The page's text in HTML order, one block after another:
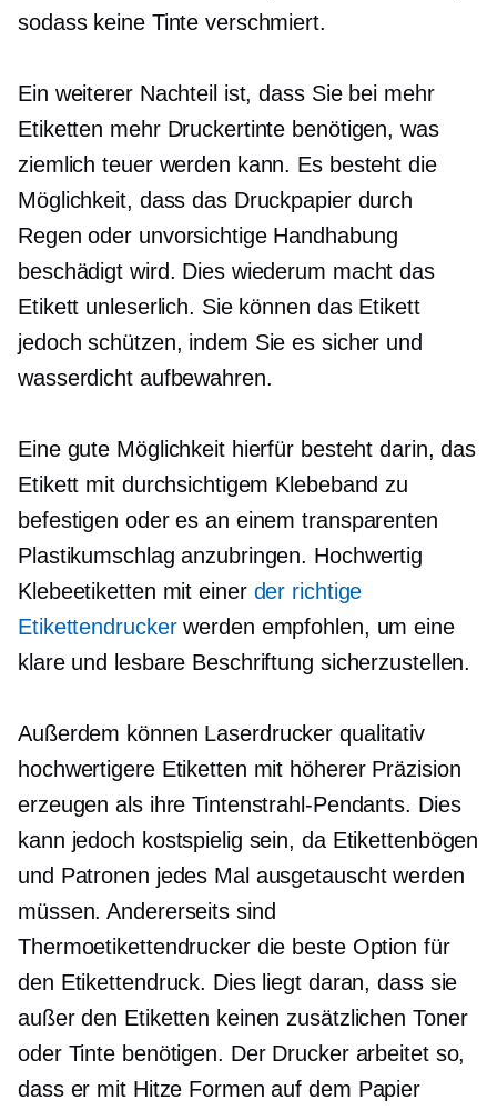
sodass keine Tinte verschmiert.
Ein weiterer Nachteil ist, dass Sie bei mehr
Etiketten mehr Druckertinte benötigen, was
ziemlich teuer werden kann. Es besteht die
Möglichkeit, dass das Druckpapier durch
Regen oder unvorsichtige Handhabung
beschädigt wird. Dies wiederum macht das
Etikett unleserlich. Sie können das Etikett
jedoch schützen, indem Sie es sicher und
wasserdicht aufbewahren.
Eine gute Möglichkeit hierfür besteht darin, das
Etikett mit durchsichtigem Klebeband zu
befestigen oder es an einem transparenten
Plastikumschlag anzubringen. Hochwertig
Klebeetiketten mit einer der richtige
Etikettendruckerwerden empfohlen, um eine
klare und lesbare Beschriftung sicherzustellen.
Außerdem können Laserdrucker qualitativ
hochwertigere Etiketten mit höherer Präzision
erzeugen als ihre Tintenstrahl-Pendants. Dies
kann jedoch kostspielig sein, da Etikettenbögen
und Patronen jedes Mal ausgetauscht werden
müssen. Andererseits sind
Thermoetikettendrucker die beste Option für
den Etikettendruck. Dies liegt daran, dass sie
außer den Etiketten keinen zusätzlichen Toner
oder Tinte benötigen. Der Drucker arbeitet so,
dass er mit Hitze Formen auf dem Papier